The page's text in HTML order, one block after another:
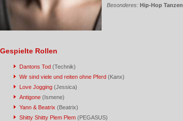
Besonderes: Hip-Hop Tanzen
Gespielte Rollen
Dantons Tod (Technik)
Wir sind viele und reiten ohne Pferd (Kanx)
Love Jogging (Jessica)
Antigone (Ismene)
Yann & Beatrix (Beatrix)
Shitty Shitty Plem Plem (PEGASUS)